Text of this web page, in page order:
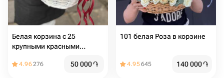
Белая корзина с 25
крупными красными
4.96276 50 000֏
101 белая Роза в корзине
4.95645 140 000֏